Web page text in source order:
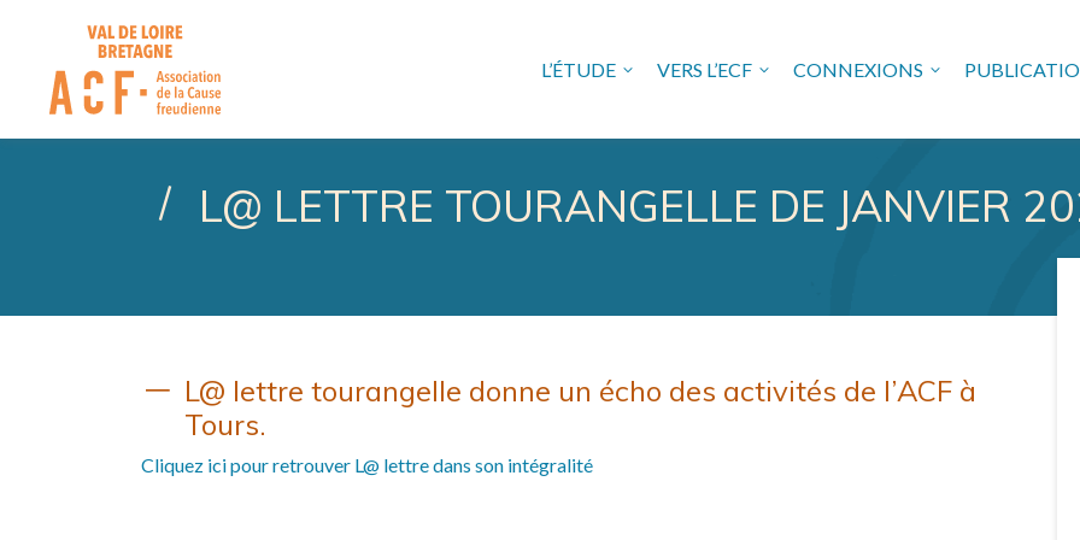
ASSOCIATION DE LA CAUSE FREUDIENNE EN VAL
L’ÉTUDE VERS L’ECF CONNEXIONS
L@ LETTRE TOURANGELLE DE JANVIER
L@ lettre tourangelle donne un écho des activités de l’ACF à
Tours.
Cliquez ici pour retrouver L@ lettre dans son intégralité